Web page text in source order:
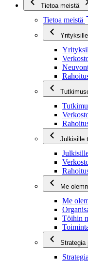
Tietoa meistä
Tietoa meistä
Yrityksille
Julkisille
Me
Me
Töihin
Strategia